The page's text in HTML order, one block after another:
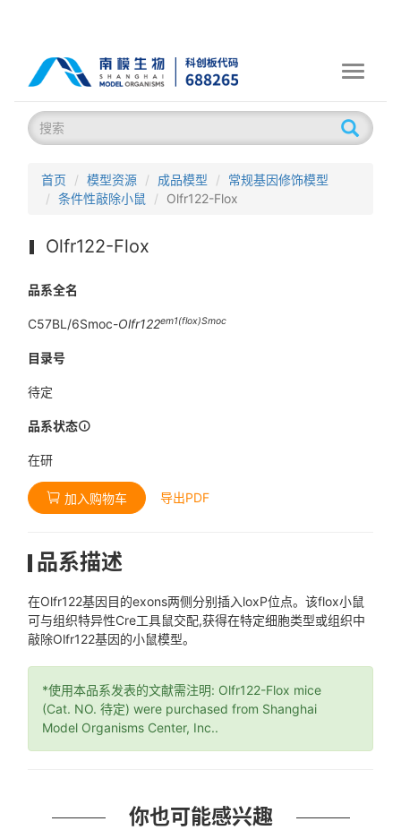
Toggle
首页 模型资源 成品模型
常规基因修饰模型
条件性敲除小鼠
Olfr122-Flox
Olfr122-Flox
品系全名
C57BL/6Smoc-Olfr122em1(flox)Smoc
目录号
待定
品系状态
在研
加入购物车 导出PDF
品系描述
在Olfr122基因目的exons两侧分别插入loxP位点。该flox小鼠
可与组织特异性Cre工具鼠交配,获得在特定细胞类型或组织中
敲除Olfr122基因的小鼠模型。
*使用本品系发表的文献需注明: Olfr122-Flox mice
(Cat. NO. 待定) were purchased from Shanghai
Model Organisms Center, Inc..
你也可能感兴趣